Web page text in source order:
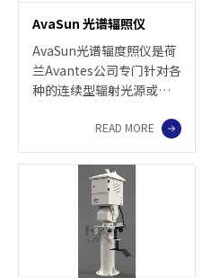
AvaSun 光谱辐照仪
AvaSun光谱辐度照仪是荷
兰Avantes公司专门针对各
种的连续型辐射光源或脉
测量，此款光谱辐照度仪
在紫外区（200-350 nm）
和近红外区（800-
1100nm）具有较高量子
效率，同时具有高信噪比
和大动态范围，可以实现
精度和稳定性并重的辐射
光谱强度测量，采用了
READ MORE